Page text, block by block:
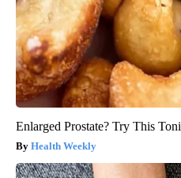
Enlarged Prostate? Try This
Health Weekly